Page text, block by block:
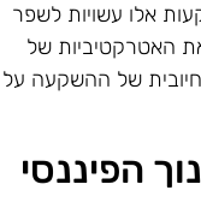
אלו עשויות לשפר
האטרקטיביות של
של ההשקעה על
הפיננסי